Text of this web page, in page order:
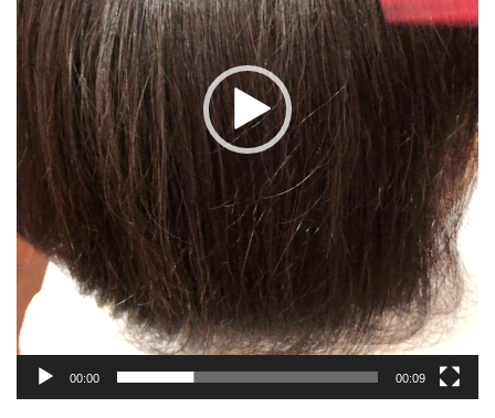
00:00 00:09